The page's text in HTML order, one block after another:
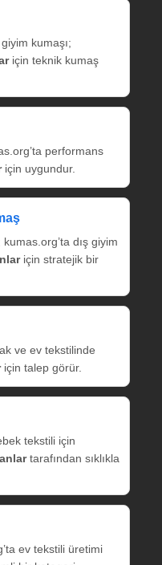
kumaşı;
için teknik kumaş
performans
için uygundur.
dış giyim
için stratejik bir
ve ev tekstilinde
için talep görür.
tekstili için
tarafından sıklıkla
ev tekstili üretimi